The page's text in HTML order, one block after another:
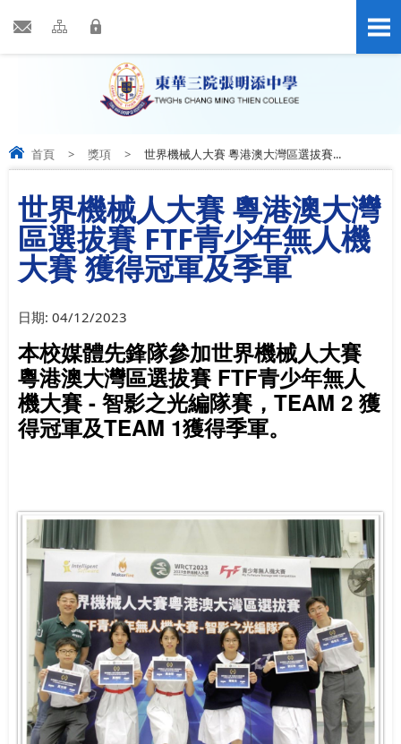
首頁 > 獎項 > 世界機械人大賽 粵港澳大灣區選拔賽...
世界機械人大賽 粵港澳大灣
區選拔賽 FTF青少年無人機
大賽 獲得冠軍及季軍
日期: 04/12/2023
本校媒體先鋒隊參加世界機械人大賽
粵港澳大灣區選拔賽 FTF青少年無人
機大賽 - 智影之光編隊賽，TEAM 2 獲
得冠軍及TEAM 1獲得季軍。